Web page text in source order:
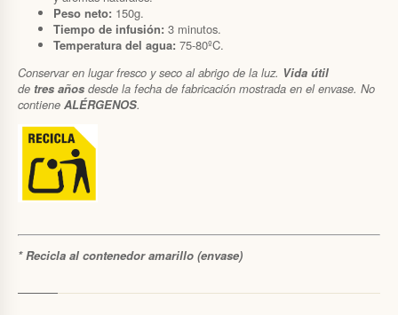
Peso neto: 150g.
Tiempo de infusión: 3 minutos.
Temperatura del agua: 75-80ºC.
Conservar en lugar fresco y seco al abrigo de la luz. Vida útil
de tres años desde la fecha de fabricación mostrada en el envase. No
contiene ALÉRGENOS.
* Recicla al contenedor amarillo (envase)